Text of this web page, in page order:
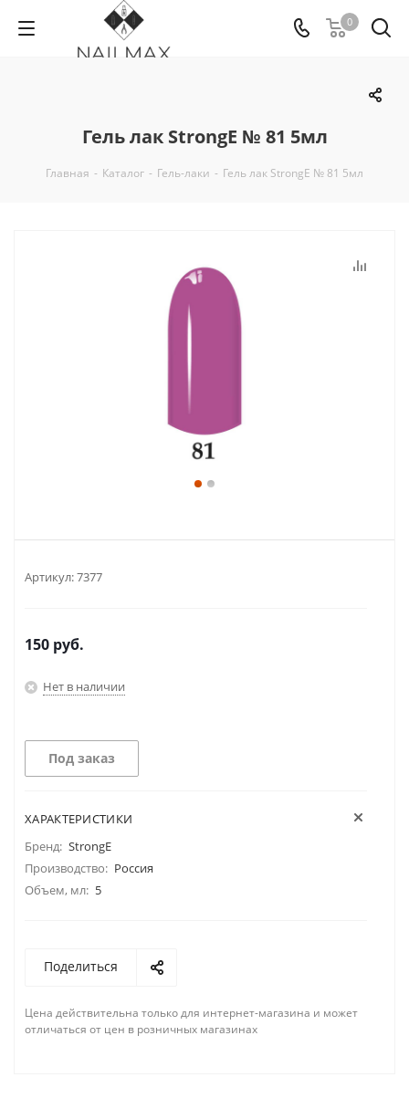
0
Гель лак StrongE № 81 5мл
Главная - Каталог - Гель-лаки - Гель лак StrongE № 81 5мл
Артикул:7377
150 руб.
Нет в наличии
Под заказ
ХАРАКТЕРИСТИКИ
Бренд: StrongE
Производство: Россия
Объем, мл: 5
Поделиться
Цена действительна только для интернет-магазина и может
отличаться от цен в розничных магазинах